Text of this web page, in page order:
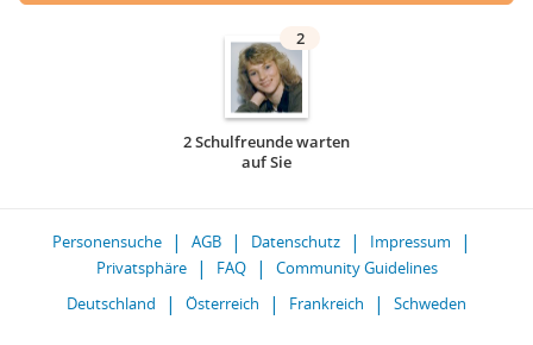
2
2 Schulfreunde warten
auf Sie
Personensuche AGB Datenschutz
Impressum
Privatsphäre
FAQ
Community Guidelines
Deutschland
Österreich Frankreich Schweden